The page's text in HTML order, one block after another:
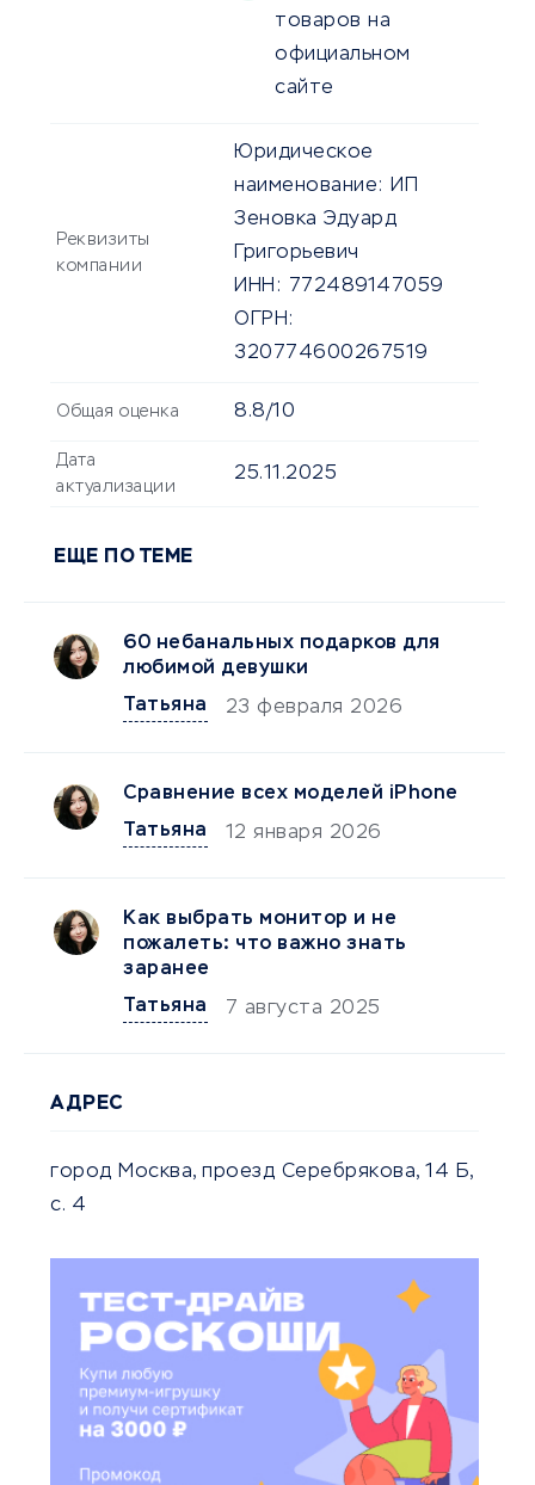
товаров на
официальном
сайте
Реквизиты
компании
Юридическое
наименование: ИП
Зеновка Эдуард
Григорьевич
ИНН:
772489147059
ОГРН:
320774600267519
Общая оценка 8.8/10
Дата
актуализации
25.11.2025
ЕЩЕ ПО ТЕМЕ
60 небанальных подарков для
любимой девушки
Татьяна
23 февраля 2026
Сравнение всех моделей iPhone
Татьяна
12 января 2026
Как выбрать монитор и не
пожалеть: что важно знать
заранее
Татьяна
7 августа 2025
АДРЕС
город Москва, проезд Серебрякова, 14 Б,
с. 4